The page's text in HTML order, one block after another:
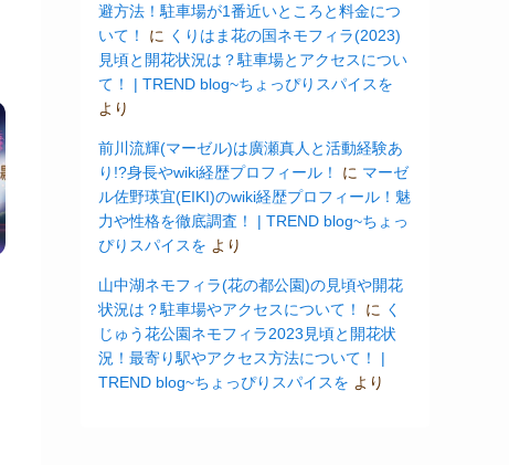
避方法！駐車場が1番近いところと料金につ
いて！
に くりはま花の国ネモフィラ(2023)
見頃と開花状況は？駐車場とアクセスについ
て！ | TREND blog~ちょっぴりスパイスを
より
前川流輝(マーゼル)は廣瀬真人と活動経験あ
り!?身長やwiki経歴プロフィール！
に マーゼ
ル佐野瑛宜(EIKI)のwiki経歴プロフィール！魅
力や性格を徹底調査！ | TREND blog~ちょっ
ぴりスパイスを より
山中湖ネモフィラ(花の都公園)の見頃や開花
状況は？駐車場やアクセスについて！
に く
じゅう花公園ネモフィラ2023見頃と開花状
況！最寄り駅やアクセス方法について！ |
TREND blog~ちょっぴりスパイスを より